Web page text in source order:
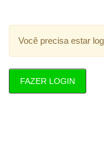
Você precisa estar
FAZER LOGIN